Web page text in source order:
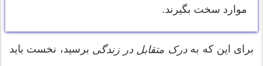
موارد سخت بگیرند.
برای این که بهدرک متقابل در زندگی برسید، نخست باید